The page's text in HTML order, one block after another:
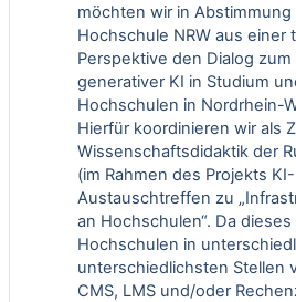
möchten wir in Abstimmung
Hochschule NRW aus einer
Perspektive den Dialog
generativer KI in Studium
Hochschulen in Nordrhein-
Hierfür koordinieren wir als
Wissenschaftsdidaktik der
(im Rahmen des Projekts
Austauschtreffen zu
an Hochschulen“. Da
Hochschulen in
unterschiedlichsten Stellen
CMS, LMS und/oder